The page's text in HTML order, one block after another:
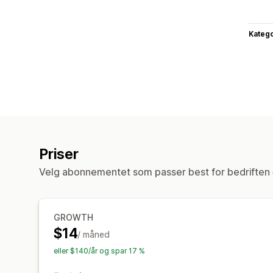
Priser
Velg abonnementet som passer best for bedriften
GROWTH
$14/ måned
eller $140/år og spar 17 %